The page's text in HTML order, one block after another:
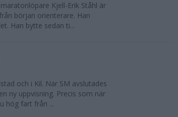
Kjell-Erik Ståhl är
början orienterare. Han
Han bytte sedan ti...
och i Kil. När SM avslutades
ny uppvisning. Precis som när
hög fart från ...